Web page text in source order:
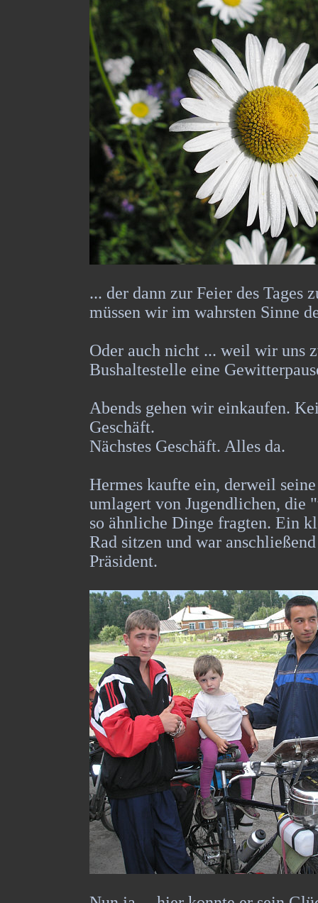
... der dann zur Feier des Tages
müssen wir im wahrsten Sinne
Oder auch nicht ... weil wir uns
Bushaltestelle eine
Abends gehen wir einkaufen.
Geschäft.
Nächstes Geschäft. Alles da.
Hermes kaufte ein, derweil
umlagert von Jugendlichen,
so ähnliche Dinge fragten. Ein
Rad sitzen und war
Präsident.